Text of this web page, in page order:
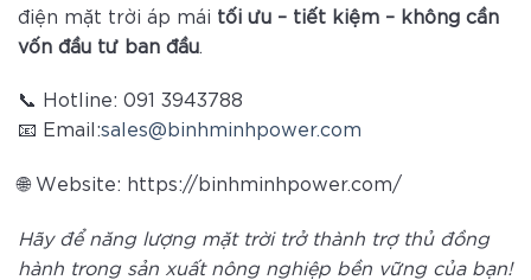
điện mặt trời áp mái tối ưu – tiết kiệm – không cần
vốn đầu tư ban đầu
📞 Hotline: 091 3943788
📧 Email:sales@binhminhpower.com
🌐 Website: https://binhminhpower.com/
Hãy để năng lượng mặt trời trở thành trợ thủ đồng
hành trong sản xuất nông nghiệp bền vững của bạn!